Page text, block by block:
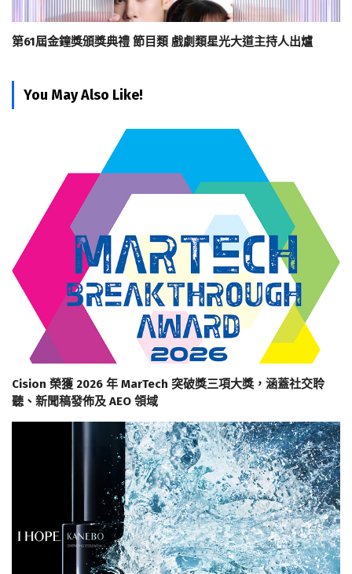
第61屆金鐘獎頒獎典禮 節目類 戲劇類星光大道主持人出爐
You May Also Like!
Cision 榮獲 2026 年 MarTech 突破獎三項大獎，涵蓋社交聆
聽、新聞稿發佈及 AEO 領域